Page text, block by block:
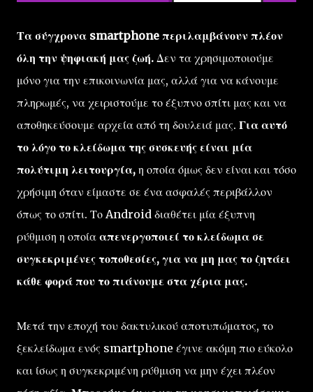
Τα σύγχρονα smartphone περιλαμβάνουν πλέον
όλη την ψηφιακή μας ζωή. Δεν τα χρησιμοποιούμε
μόνο για την επικοινωνία μας, αλλά για να κάνουμε
πληρωμές, να χειριστούμε το έξυπνο σπίτι μας και να
αποθηκεύσουμε αρχεία από τη δουλειά μας. Για αυτό
το λόγο το κλείδωμα της συσκευής είναι μία
πολύτιμη λειτουργία, η οποία όμως δεν είναι και τόσο
χρήσιμη όταν είμαστε σε ένα ασφαλές περιβάλλον
όπως το σπίτι. Το Android διαθέτει μία έξυπνη
ρύθμιση η οποία απενεργοποιεί το κλείδωμα σε
συγκεκριμένες τοποθεσίες, για να μη μας το ζητάει
κάθε φορά που το πιάνουμε στα χέρια μας.
Μετά την εποχή του δακτυλικού αποτυπώματος, το
ξεκλείδωμα ενός smartphone έγινε ακόμη πιο εύκολο
και ίσως η συγκεκριμένη ρύθμιση να μην έχει πλέον